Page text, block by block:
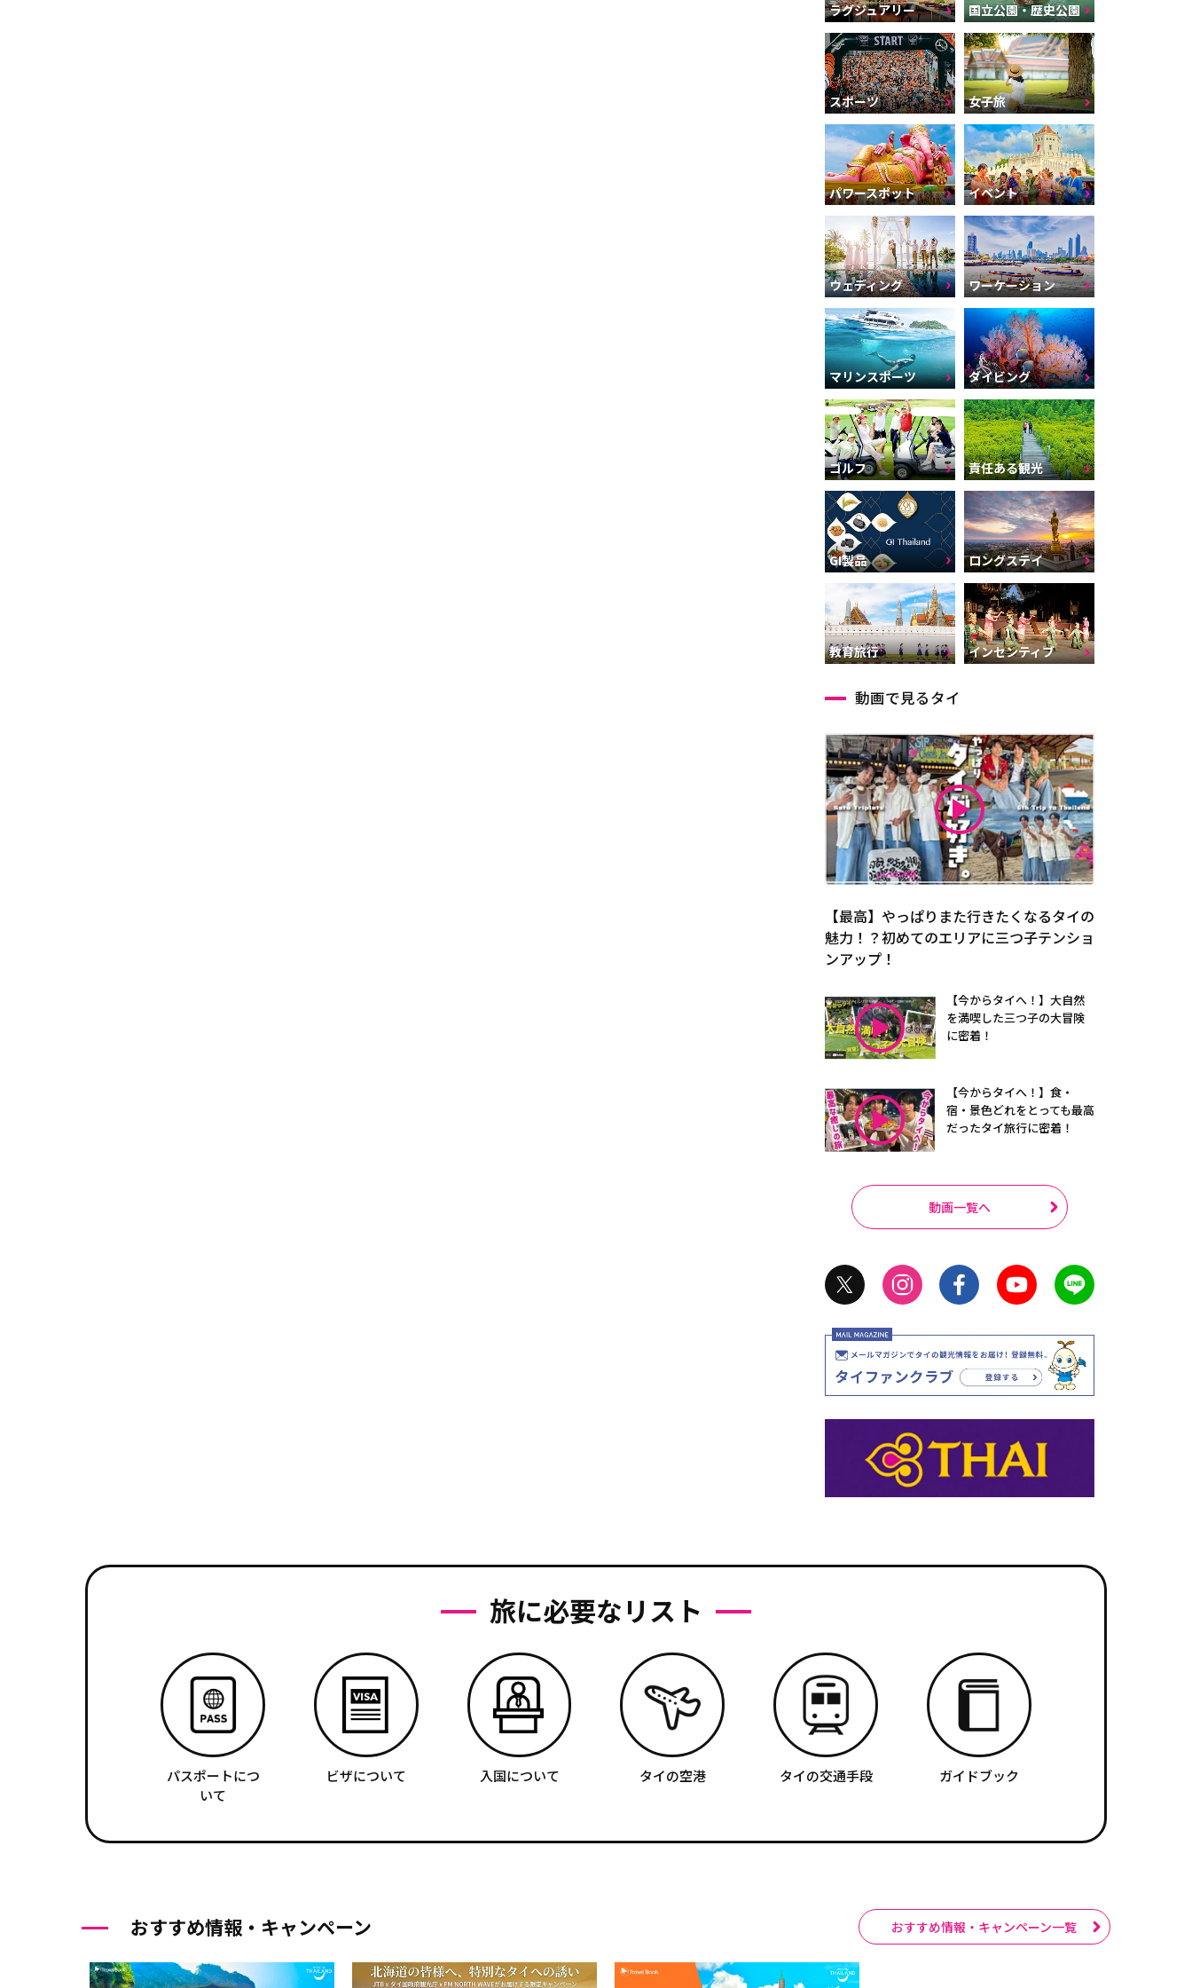
ラグジュアリー 国立公園・歴史公園
スポーツ 女子旅
パワースポット イベント
ウェディング ワーケーション
マリンスポーツ ダイビング
ゴルフ 責任ある観光
GI製品 ロングステイ
教育旅行 インセンティブ
動画で見るタイ
【最高】やっぱりまた行きたくなるタイの
魅力！？初めてのエリアに三つ子テンショ
ンアップ！
【今からタイへ！】大自然
を満喫した三つ子の大冒険
に密着！
【今からタイへ！】食・
宿・景色どれをとっても最高
だったタイ旅行に密着！
動画一覧へ
旅に必要なリスト
パスポートにつ
いて
ビザについて 入国について タイの空港 タイの交通手段 ガイドブック
おすすめ情報・キャンペーン おすすめ情報・キャンペーン一覧